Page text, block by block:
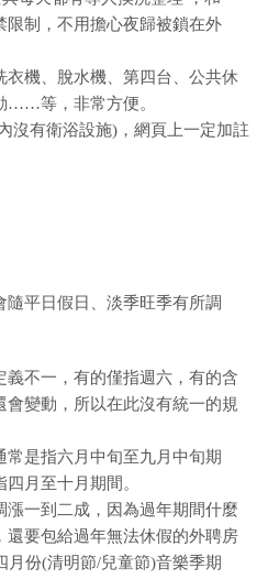
制，不用擔心夜歸被鎖在外
機、脫水機、第四台、公共休
……等，非常方便。
沒有衛浴設施)，網頁上一定加註
平日假日、淡季旺季有所調
不一，有的僅指週六，有的含
變動，所以在此沒有統一的規
是指六月中旬至九月中旬期
月至十月期間。
漲一到二成，因為過年期間什麼
要包給過年無法休假的外聘房
月份(清明節/兒童節)音樂季期